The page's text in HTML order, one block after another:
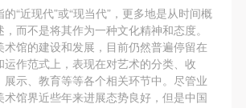
“近现代”或“现当代”，更多地是从时间概
而不是将其作为一种文化精神和态度。
术馆的建设和发展，目前仍然普遍停留在
作范式上，表现在对艺术的分类、收
示、教育等等各个相关环节中。尽管业
馆界近些年来进展态势良好，但是中国
相关权益。
馆活动安全免责协议书
、自愿参加与退出、风险与责任自
相关权益。
馆活动安全免责协议书
、自愿参加与退出、风险与责任自
相关权益。
馆活动安全免责协议书
、自愿参加与退出、风险与责任自